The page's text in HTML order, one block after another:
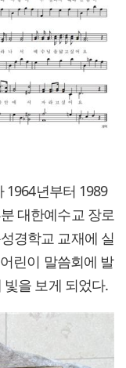
1964년부터 1989
대한예수교 장로
경학교 교재에 실
린이 말씀회에 발
을 보게 되었다.